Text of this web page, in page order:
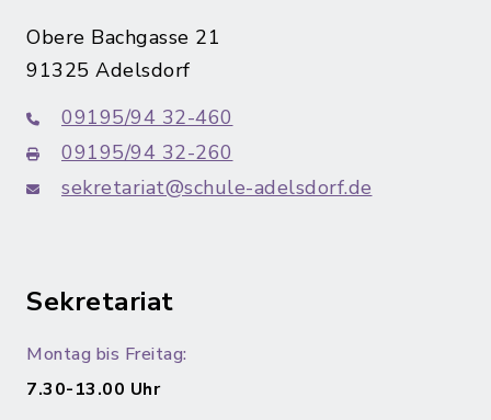
Obere Bachgasse 21
91325 Adelsdorf
09195/94 32-460
09195/94 32-260
sekretariat@schule-adelsdorf.de
Sekretariat
Montag bis Freitag:
7.30-13.00 Uhr